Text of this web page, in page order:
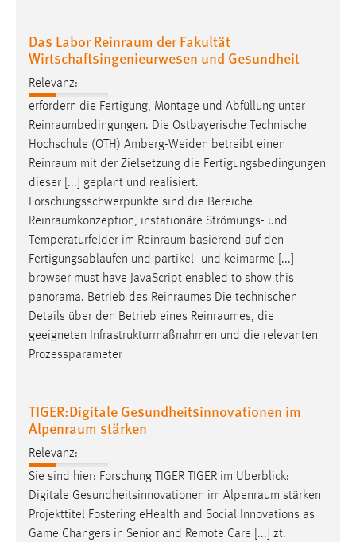
Das Labor Reinraum der Fakultät
Wirtschaftsingenieurwesen und Gesundheit
Relevanz:
erfordern die Fertigung, Montage und Abfüllung unter
Reinraumbedingungen. Die Ostbayerische Technische
Hochschule (OTH) Amberg-Weiden betreibt einen
Reinraum mit der Zielsetzung die Fertigungsbedingungen
dieser [...] geplant und realisiert.
Forschungsschwerpunkte sind die Bereiche
Reinraumkonzeption, instationäre Strömungs- und
Temperaturfelder im Reinraum basierend auf den
Fertigungsabläufen und partikel- und keimarme [...]
browser must have JavaScript enabled to show this
panorama. Betrieb des Reinraumes Die technischen
Details über den Betrieb eines Reinraumes, die
geeigneten Infrastrukturmaßnahmen und die relevanten
Prozessparameter
TIGER:Digitale Gesundheitsinnovationen im
Alpenraum stärken
Relevanz:
Sie sind hier: Forschung TIGER TIGER im Überblick:
Digitale Gesundheitsinnovationen im Alpenraum stärken
Projekttitel Fostering eHealth and Social Innovations as
Game Changers in Senior and Remote Care [...] zt.
Plattformen anzeigen zu können, werden von diesen
externen Medien Cookies gesetzt.
YouTube
Vimeo